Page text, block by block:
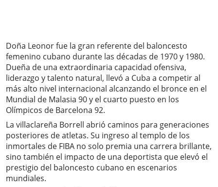
Doña Leonor fue la gran referente del baloncesto
femenino cubano durante las décadas de 1970 y 1980.
Dueña de una extraordinaria capacidad ofensiva,
liderazgo y talento natural, llevó a Cuba a competir al
más alto nivel internacional alcanzando el bronce en el
Mundial de Malasia 90 y el cuarto puesto en los
Olímpicos de Barcelona 92.
La villaclareña Borrell abrió caminos para generaciones
posteriores de atletas. Su ingreso al templo de los
inmortales de FIBA no solo premia una carrera brillante,
sino también el impacto de una deportista que elevó el
prestigio del baloncesto cubano en escenarios
mundiales.